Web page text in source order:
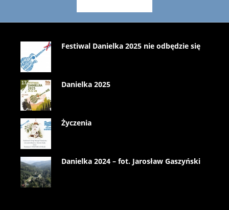
Festiwal Danielka 2025 nie odbędzie się
Danielka 2025
Życzenia
Danielka 2024 – fot. Jarosław Gaszyński